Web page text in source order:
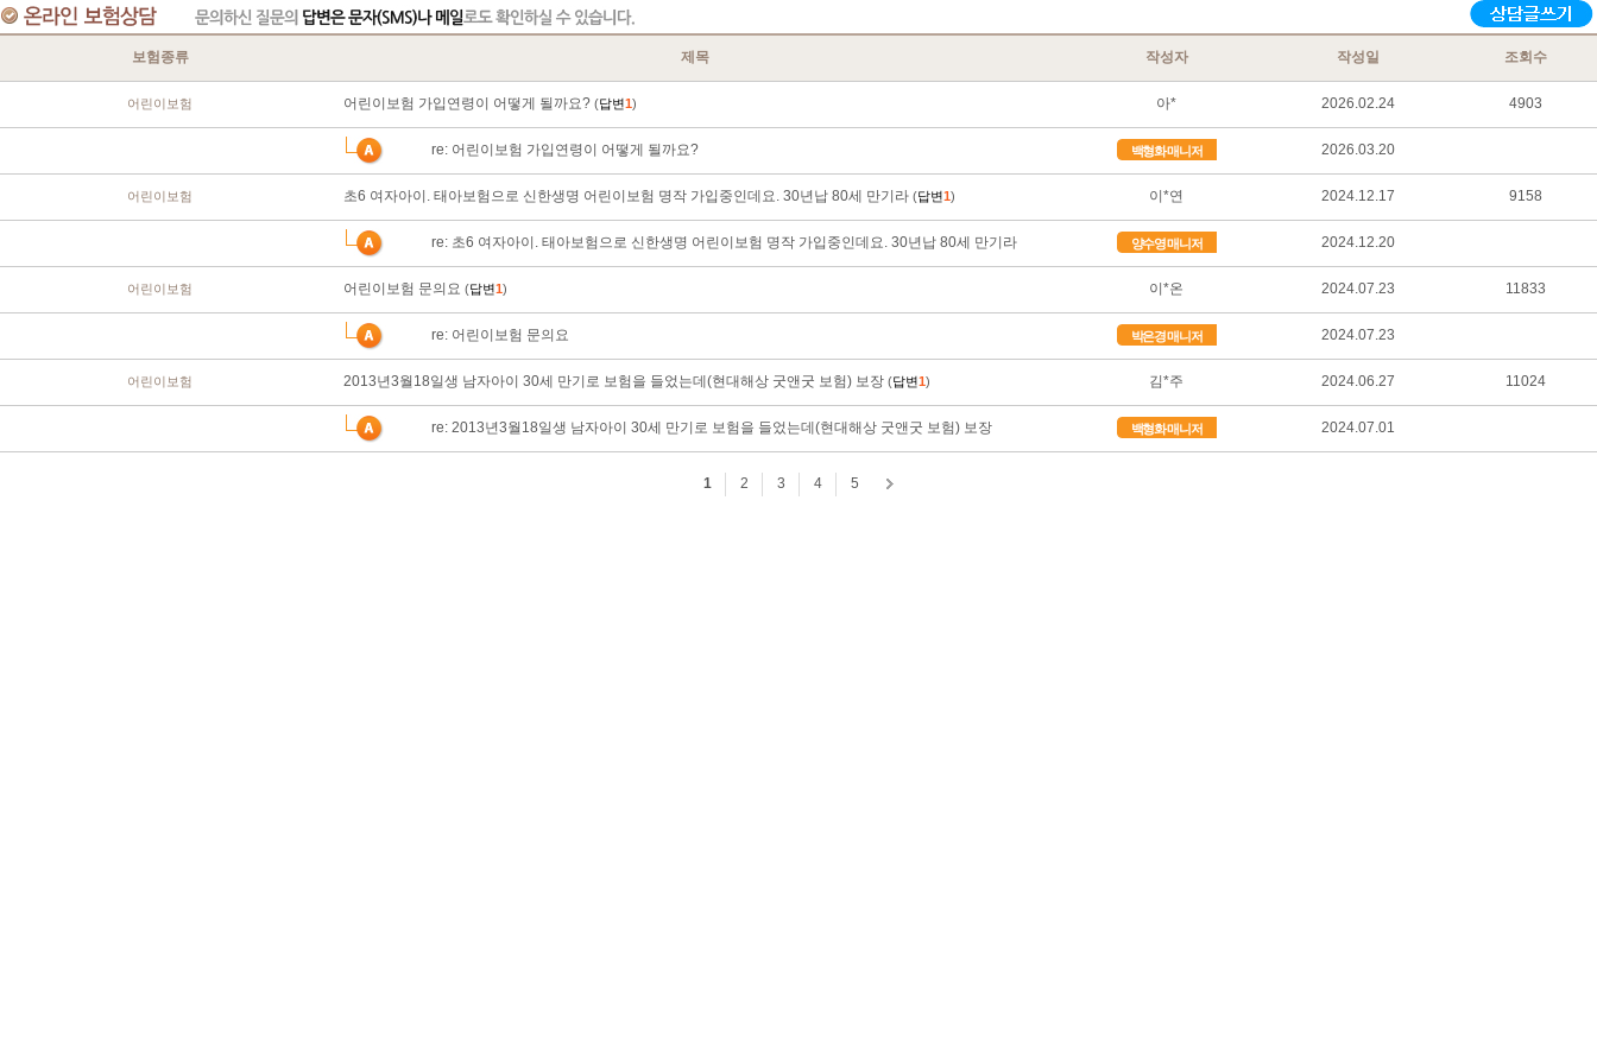
보험종류 제목 작성자 작성일 조회수
어린이보험 어린이보험 가입연령이 어떻게 될까요? (답변1) 아* 2026.02.24 4903
re: 어린이보험 가입연령이 어떻게 될까요? 백형화 매니저 2026.03.20
어린이보험 초6 여자아이. 태아보험으로 신한생명 어린이보험 명작 가입중인데요. 30년납 80세 만기라 (답변1) 이*연 2024.12.17 9158
re: 초6 여자아이. 태아보험으로 신한생명 어린이보험 명작 가입중인데요. 30년납 80세 만기라 양수영 매니저 2024.12.20
어린이보험 어린이보험 문의요 (답변1) 이*온 2024.07.23 11833
re: 어린이보험 문의요 박은경 매니저 2024.07.23
어린이보험 2013년3월18일생 남자아이 30세 만기로 보험을 들었는데(현대해상 굿앤굿 보험) 보장 (답변1) 김*주 2024.06.27 11024
re: 2013년3월18일생 남자아이 30세 만기로 보험을 들었는데(현대해상 굿앤굿 보험) 보장 백형화 매니저 2024.07.01
1 2 3 4 5